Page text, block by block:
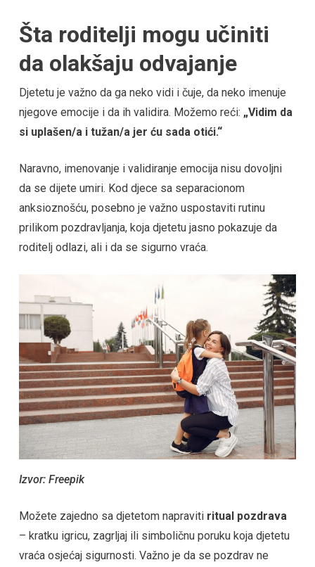
Šta roditelji mogu učiniti
da olakšaju odvajanje
Djetetu je važno da ga neko vidi i čuje, da neko imenuje
njegove emocije i da ih validira. Možemo reći: „Vidim da
si uplašen/a i tužan/a jer ću sada otići.“
Naravno, imenovanje i validiranje emocija nisu dovoljni
da se dijete umiri. Kod djece sa separacionom
anksioznošću, posebno je važno uspostaviti rutinu
prilikom pozdravljanja, koja djetetu jasno pokazuje da
roditelj odlazi, ali i da se sigurno vraća.
Izvor: Freepik
Možete zajedno sa djetetom napraviti ritual pozdrava
– kratku igricu, zagrljaj ili simboličnu poruku koja djetetu
vraća osjećaj sigurnosti. Važno je da se pozdrav ne